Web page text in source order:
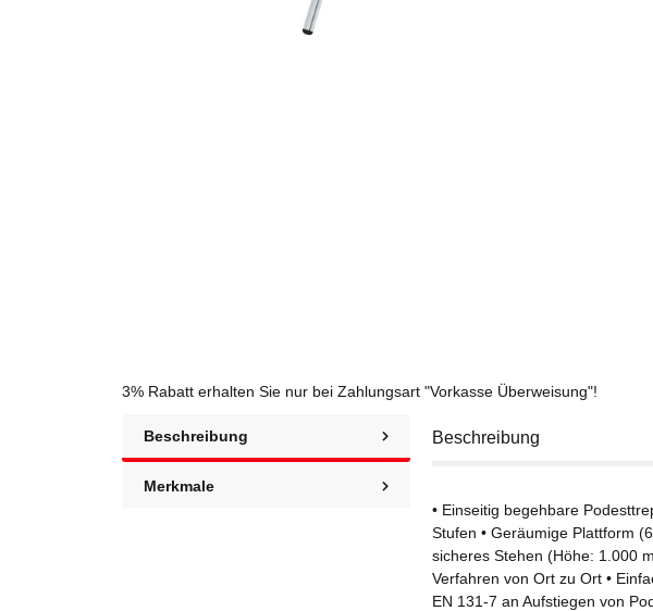
3% Rabatt erhalten Sie nur bei Zahlungsart "Vorkasse Überweisung"!
Beschreibung
Merkmale
Beschreibung
• Einseitig begehbare
Stufen • Geräumige Plattform
sicheres Stehen (Höhe: 1.000
Verfahren von Ort zu Ort •
EN 131-7 an Aufstiegen von